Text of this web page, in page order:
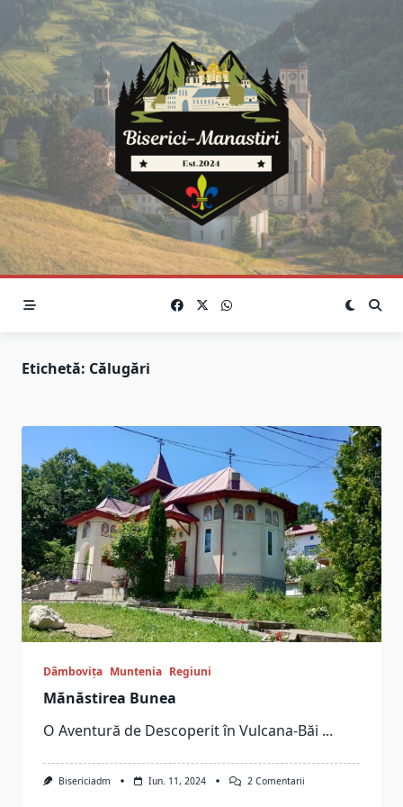
content
Etichetă: Călugări
Dâmbovița Muntenia Regiuni
Mănăstirea Bunea
O Aventură de Descoperit în Vulcana-Băi ...
Bisericiadm Iun. 11, 2024 2 Comentarii